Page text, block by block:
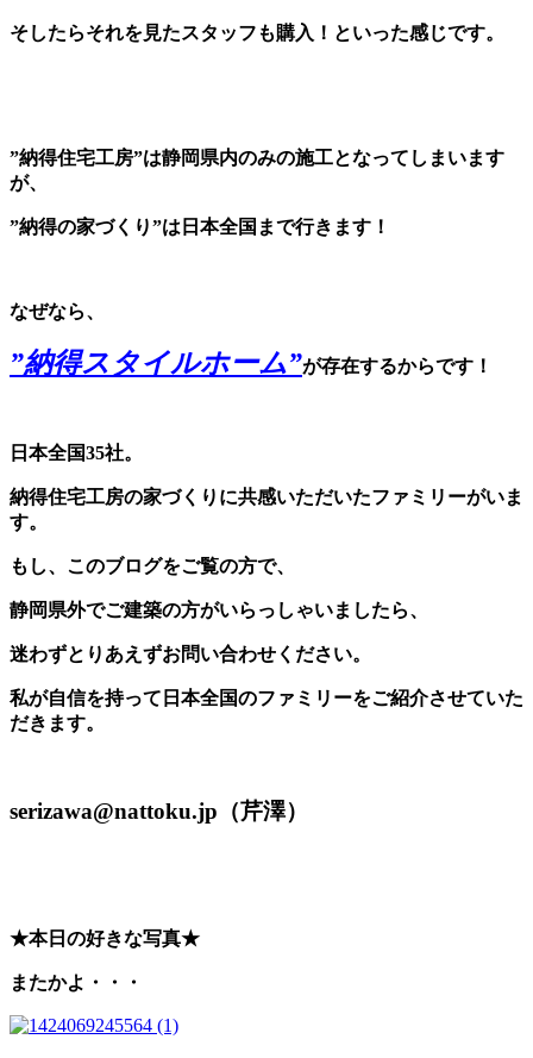
そしたらそれを見たスタッフも購入！といった感じです。
”納得住宅工房”は静岡県内のみの施工となってしまいます
が、
”納得の家づくり”は日本全国まで行きます！
なぜなら、
”納得スタイルホーム”が存在するからです！
日本全国35社。
納得住宅工房の家づくりに共感いただいたファミリーがいま
す。
もし、このブログをご覧の方で、
静岡県外でご建築の方がいらっしゃいましたら、
迷わずとりあえずお問い合わせください。
私が自信を持って日本全国のファミリーをご紹介させていた
だきます。
serizawa@nattoku.jp（芹澤）
★本日の好きな写真★
またかよ・・・